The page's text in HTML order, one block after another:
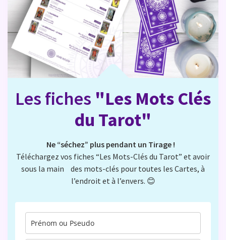
Les fiches "Les Mots Clés
du Tarot"
Ne “séchez” plus pendant un Tirage !
Téléchargez vos fiches “Les Mots-Clés du Tarot” et avoir
sous la main des mots-clés pour toutes les Cartes, à
l’endroit et à l’envers. 😊